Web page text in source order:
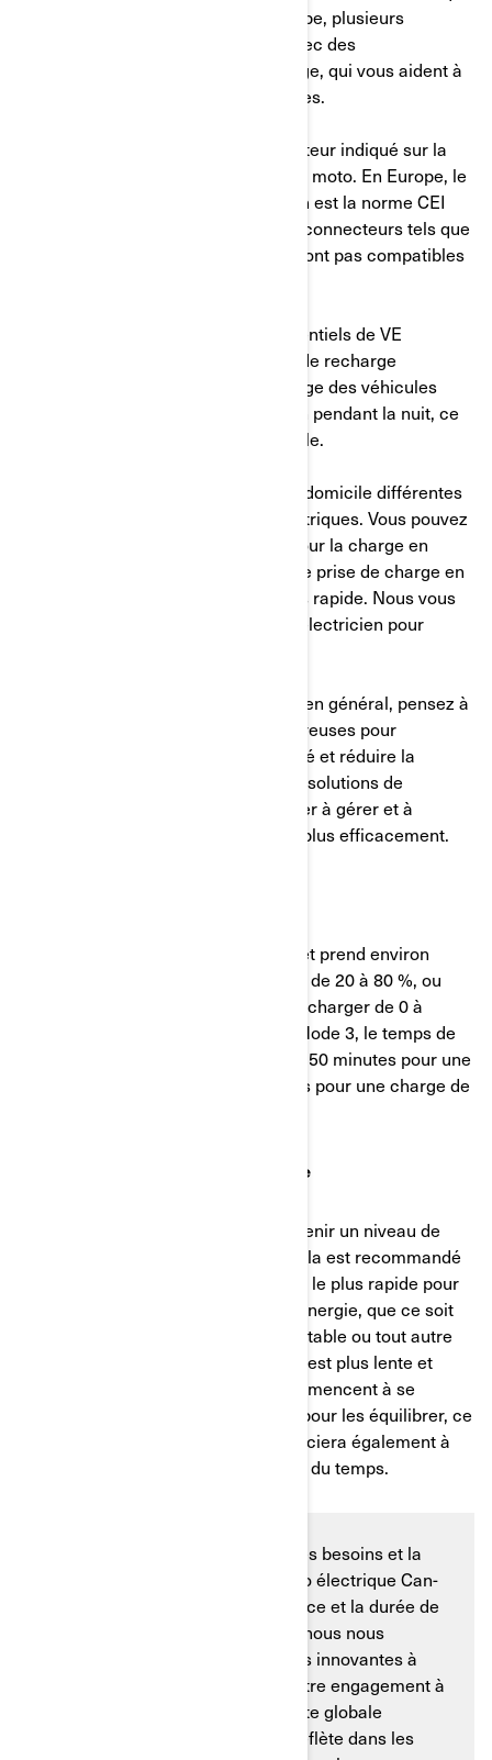
pendant vos déplacements. En Europe, plusieurs
entreprises proposent des cartes avec des
emplacements de station de recharge, qui vous aident à
planifier votre itinéraire et vos escales.
Assurez-vous que le type de connecteur indiqué sur la
carte est le même que celui de votre moto. En Europe, le
type de prise Can-Am Pulse et Origin est la norme CEI
62196 Type 2 (Mennekes). D’autres connecteurs tels que
CCS/SAE, CHAdeMO ou NACS ne sont pas compatibles
Alors que certains propriétaires potentiels de VE
s'inquiètent de l'accès aux stations de recharge
publiques, jusqu'à 90 % de la recharge des véhicules
électriques se fait en fait à la maison pendant la nuit, ce
qui est pratique, commode et rentable.
Il existe deux options de recharge à domicile différentes
pour les propriétaires de motos électriques. Vous pouvez
utiliser une prise murale standard pour la charge en
Mode 2, ou vous pouvez installer une prise de charge en
Mode 3 dédiée pour une charge plus rapide. Nous vous
recommandons de faire appel à un électricien pour
Pour optimiser la charge à domicile en général, pensez à
vous brancher pendant les heures creuses pour
économiser sur les coûts d’électricité et réduire la
tension du réseau. Investir dans des solutions de
recharge intelligentes peut vous aider à gérer et à
surveiller vos sessions de recharge plus efficacement.
La charge en mode 2 est plus lente et prend environ
3 heures et 10 minutes pour charger de 20 à 80 %, ou
environ 5 heures et 15 minutes pour charger de 0 à
100 %. Sur une prise de charge en Mode 3, le temps de
charge diminue considérablement à 50 minutes pour une
charge de 20 à 80 %, et à 90 minutes pour une charge de
4. Maximiser l’efficacité de charge
Nous vous recommandons de maintenir un niveau de
charge compris entre 20 et 80 %. Cela est recommandé
car c’est le moyen le plus efficace et le plus rapide pour
les cellules de batterie d’absorber l’énergie, que ce soit
pour un téléphone, un ordinateur portable ou tout autre
appareil. La charge au-delà de 80 % est plus lente et
moins optimale, car les cellules commencent à se
remplir et le taux de charge ralentit pour les équilibrer, ce
qui prend plus de temps. Cela bénéficiera également à
l’état de santé de votre batterie au fil du temps.
Il est important de comprendre les besoins et la
capacité de charge de votre moto électrique Can-
Am pour maximiser la performance et la durée de
vie de la batterie. Chez Can-Am, nous nous
engageons à fournir des solutions innovantes à
tous ceux qui aiment la moto. Notre engagement à
améliorer l’expérience de conduite globale
remonte à des décennies et se reflète dans les